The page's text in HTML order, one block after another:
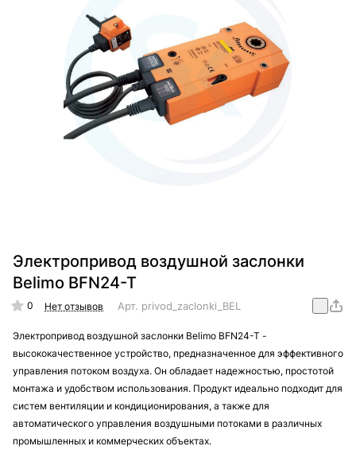
Электропривод воздушной заслонки
Belimo BFN24-T
0 Нет отзывов Арт. privod_zaclonki_BELIMO_BFN24-T
Электропривод воздушной заслонки Belimo BFN24-T -
высококачественное устройство, предназначенное для эффективного
управления потоком воздуха. Он обладает надежностью, простотой
монтажа и удобством использования. Продукт идеально подходит для
систем вентиляции и кондиционирования, а также для
автоматического управления воздушными потоками в различных
промышленных и коммерческих объектах.